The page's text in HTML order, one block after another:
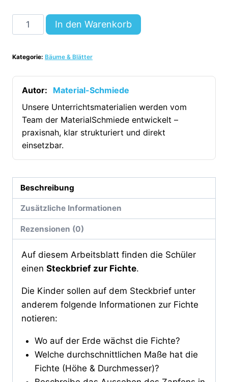
Steckbrief:
Die
[Digital]
Menge
In den Warenkorb
Kategorie: Bäume & Blätter
Autor:
Material-Schmiede
Unsere Unterrichtsmaterialien werden vom
Team der MaterialSchmiede entwickelt –
praxisnah, klar strukturiert und direkt
einsetzbar.
Beschreibung
Zusätzliche Informationen
Rezensionen (0)
Auf diesem Arbeitsblatt finden die Schüler
einen Steckbrief zur Fichte.
Die Kinder sollen auf dem Steckbrief unter
anderem folgende Informationen zur Fichte
notieren:
Wo auf der Erde wächst die Fichte?
Welche durchschnittlichen Maße hat die
Fichte (Höhe & Durchmesser)?